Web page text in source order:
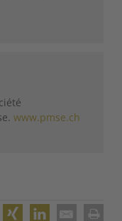
www.pmse.ch